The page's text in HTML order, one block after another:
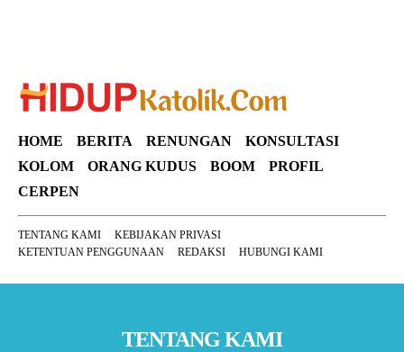
HOME BERITA RENUNGAN
KONSULTASI
KOLOM
ORANG KUDUS BOOM
PROFIL
CERPEN
TENTANG KAMI
KEBIJAKAN PRIVASI
KETENTUAN PENGGUNAAN
REDAKSI HUBUNGI KAMI
TENTANG KAMI